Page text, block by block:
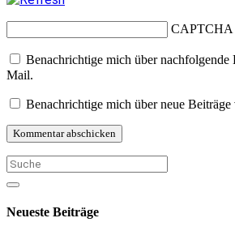
CAPTCHA
Benachrichtige mich über nachfolgende
Mail.
Benachrichtige mich über neue
Neueste Beiträge